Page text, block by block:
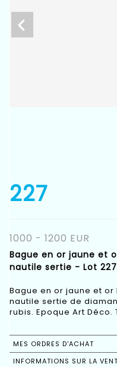
227
1000 - 1200 EUR
Bague en or jaune et
nautile sertie - Lot 227
Bague en or jaune et or
nautile sertie de
rubis. Epoque Art Déco.
MES ORDRES D'ACHAT
INFORMATIONS SUR LA